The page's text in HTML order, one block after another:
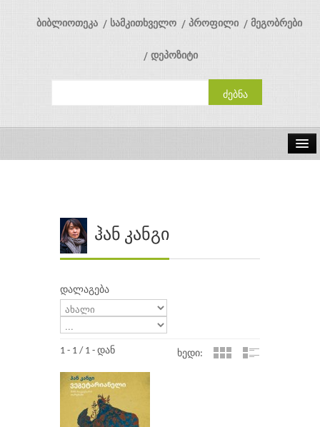
ბიბლიოთეკა სამკითხველო პროფილი მეგობრები
დეპოზიტი
ავტორები
გამომცემლობები
ჰან კანგი
დალაგება
1 - 1 / 1 - დან ხედი: